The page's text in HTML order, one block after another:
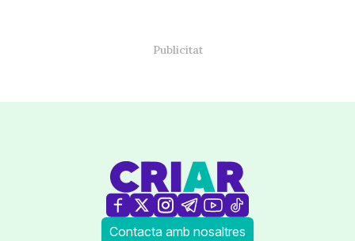
Contacta amb nosaltres